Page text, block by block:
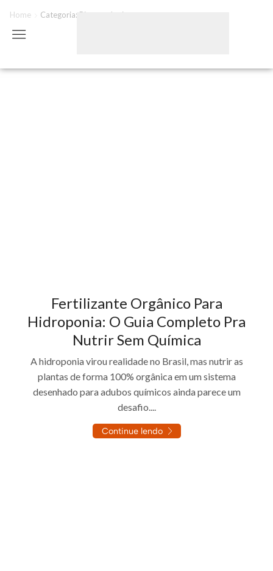
Home Categoria: Biotecnologia
Fertilizante Orgânico Para
Hidroponia: O Guia Completo Pra
Nutrir Sem Química
A hidroponia virou realidade no Brasil, mas nutrir as
plantas de forma 100% orgânica em um sistema
desenhado para adubos químicos ainda parece um
desafio....
Continue lendo